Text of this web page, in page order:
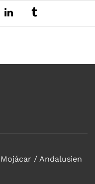
/ Andalusien